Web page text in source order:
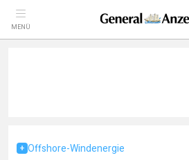
MENÜ
Offshore-Windenergie